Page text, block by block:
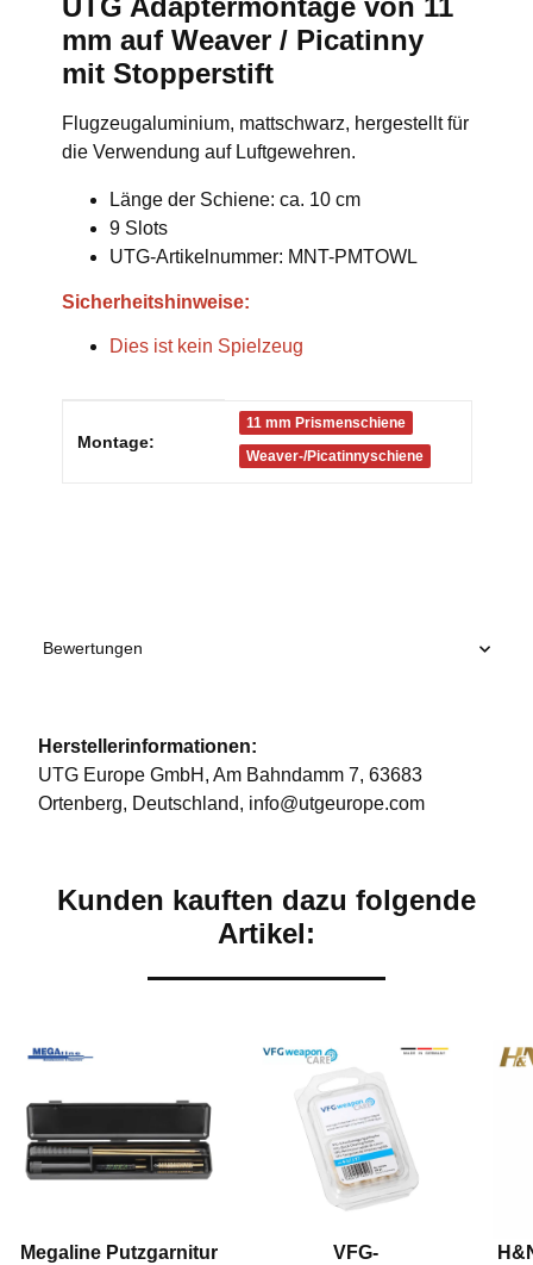
UTG Adaptermontage von 11
mm auf Weaver / Picatinny
mit Stopperstift
Flugzeugaluminium, mattschwarz, hergestellt für
die Verwendung auf Luftgewehren.
Länge der Schiene: ca. 10 cm
9 Slots
UTG-Artikelnummer: MNT-PMTOWL
Sicherheitshinweise:
Dies ist kein Spielzeug
Produkteigenschaft
Montage:
11 mm Prismenschiene
Weaver-/Picatinnyschiene
Bewertungen
Herstellerinformationen:
UTG Europe GmbH, Am Bahndamm 7, 63683
Ortenberg, Deutschland, info@utgeurope.com
Kunden kauften dazu folgende
Artikel:
Megaline Putzgarnitur
VFG-